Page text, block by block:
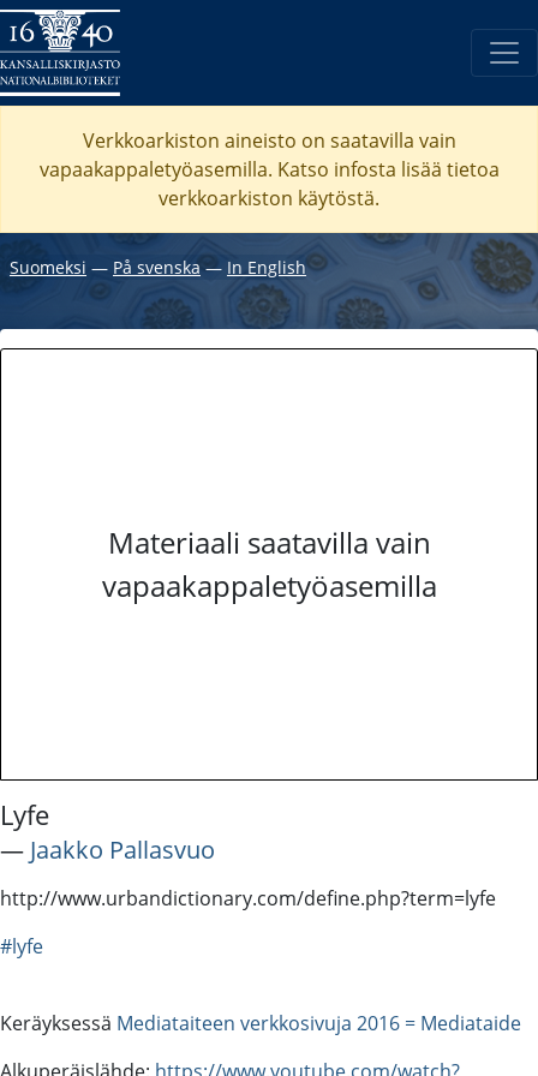
Verkkoarkiston aineisto on saatavilla vain
vapaakappaletyöasemilla. Katso infosta lisää tietoa
verkkoarkiston käytöstä.
Suomeksi ― På svenska― In English
Materiaali saatavilla vain
vapaakappaletyöasemilla
Lyfe
― Jaakko Pallasvuo
http://www.urbandictionary.com/define.php?term=lyfe
#lyfe
Keräyksessä Mediataiteen verkkosivuja 2016 = Mediataide